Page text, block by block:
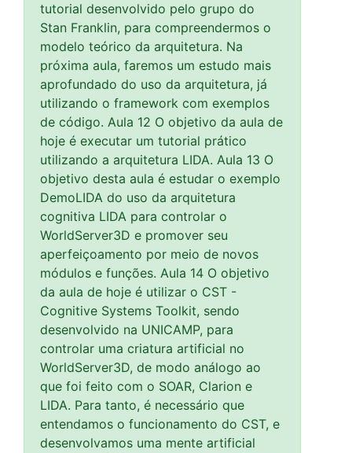
tutorial desenvolvido pelo grupo do
Stan Franklin, para compreendermos o
modelo teórico da arquitetura. Na
próxima aula, faremos um estudo mais
aprofundado do uso da arquitetura, já
utilizando o framework com exemplos
de código. Aula 12 O objetivo da aula de
hoje é executar um tutorial prático
utilizando a arquitetura LIDA. Aula 13 O
objetivo desta aula é estudar o exemplo
DemoLIDA do uso da arquitetura
cognitiva LIDA para controlar o
WorldServer3D e promover seu
aperfeiçoamento por meio de novos
módulos e funções. Aula 14 O objetivo
da aula de hoje é utilizar o CST -
Cognitive Systems Toolkit, sendo
desenvolvido na UNICAMP, para
controlar uma criatura artificial no
WorldServer3D, de modo análogo ao
que foi feito com o SOAR, Clarion e
LIDA. Para tanto, é necessário que
entendamos o funcionamento do CST, e
desenvolvamos uma mente artificial